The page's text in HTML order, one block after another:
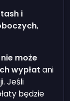
i
,
może
wypłat ani
Jeśli
będzie